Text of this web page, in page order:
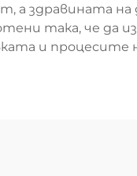
а здравината
така, че да
и процесите